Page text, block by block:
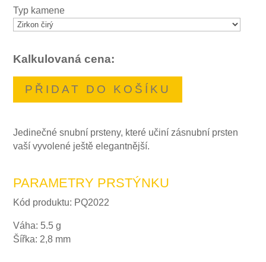
Typ kamene
Kalkulovaná cena:
PŘIDAT DO KOŠÍKU
Jedinečné snubní prsteny, které učiní zásnubní prsten
vaší vyvolené ještě elegantnější.
PARAMETRY PRSTÝNKU
Kód produktu: PQ2022
Váha: 5.5 g
Šířka: 2,8 mm